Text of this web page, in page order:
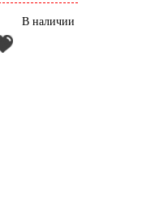
В наличии